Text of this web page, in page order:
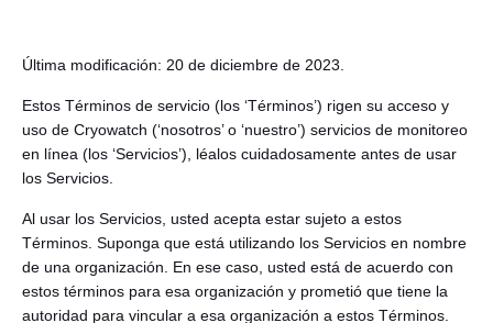
Última modificación: 20 de diciembre de 2023.
Estos Términos de servicio (los ‘Términos’) rigen su acceso y
uso de Cryowatch (‘nosotros’ o ‘nuestro’) servicios de monitoreo
en línea (los ‘Servicios’), léalos cuidadosamente antes de usar
los Servicios.
Al usar los Servicios, usted acepta estar sujeto a estos
Términos. Suponga que está utilizando los Servicios en nombre
de una organización. En ese caso, usted está de acuerdo con
estos términos para esa organización y prometió que tiene la
autoridad para vincular a esa organización a estos Términos.